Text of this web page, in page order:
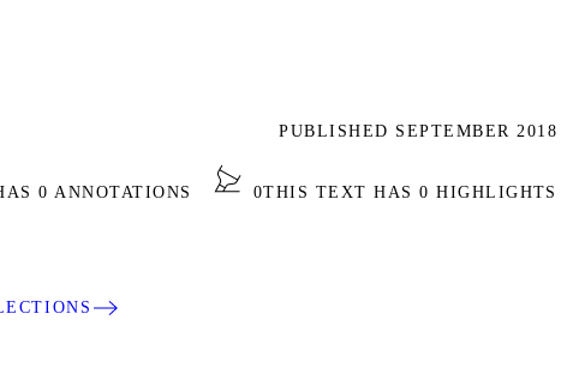
PUBLISHED SEPTEMBER 2018
0 ANNOTATIONS 0THIS TEXT HAS 0 HIGHLIGHTS